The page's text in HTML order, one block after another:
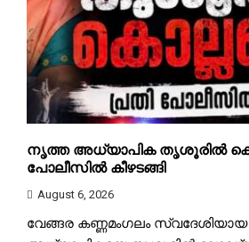
നൃത്ത അധ്യാപിക തൃശൂരിൽ
പോലീസിൽ കീഴടങ്ങി
August 6, 2026
വേങ്ങര കണ്ണമംഗലം